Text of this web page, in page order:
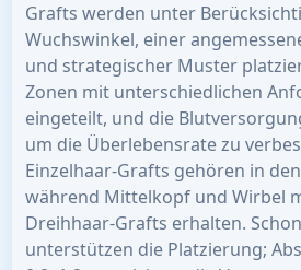
Grafts werden unter
Wuchswinkel, einer
und strategischer Muster
Zonen mit unterschiedlichen
eingeteilt, und die
um die Überlebensrate zu
Einzelhaar-Grafts gehören in
während Mittelkopf und Wirbel
Dreihhaar-Grafts erhalten.
unterstützen die Platzierung;